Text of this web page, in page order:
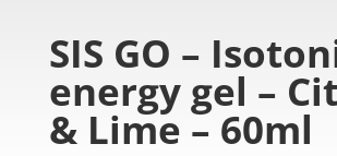
SIS GO –
energy gel –
& Lime – 60ml